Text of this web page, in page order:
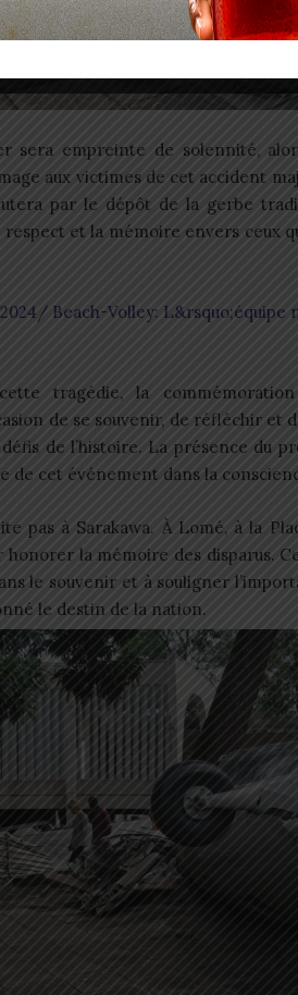
sera empreinte de solennité,
aux victimes de cet accident
par le dépôt de la gerbe
respect et la mémoire envers ceux
Beach-Volley: L&rsquo;équipe
tragédie, la
de se souvenir, de réfléchir et
de l’histoire. La présence du
de cet événement dans la
pas à Sarakawa. À Lomé, à la
honorer la mémoire des disparus.
le souvenir et à souligner
le destin de la nation.